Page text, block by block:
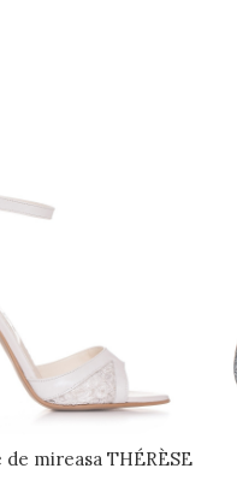
de mireasa THÉRÈSE
cu dantela